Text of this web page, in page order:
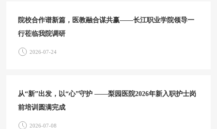
院校合作谱新篇，医教融合谋共赢——长江职业学院领导一
行莅临我院调研
2026-07-24
从“新”出发，以“心”守护 ——梨园医院2026年新入职护士岗
前培训圆满完成
2026-07-08